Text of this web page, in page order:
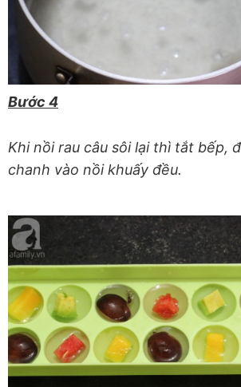
Bước 4
Khi nồi rau câu sôi lại thì tắt bếp,
chanh vào nồi khuấy đều.